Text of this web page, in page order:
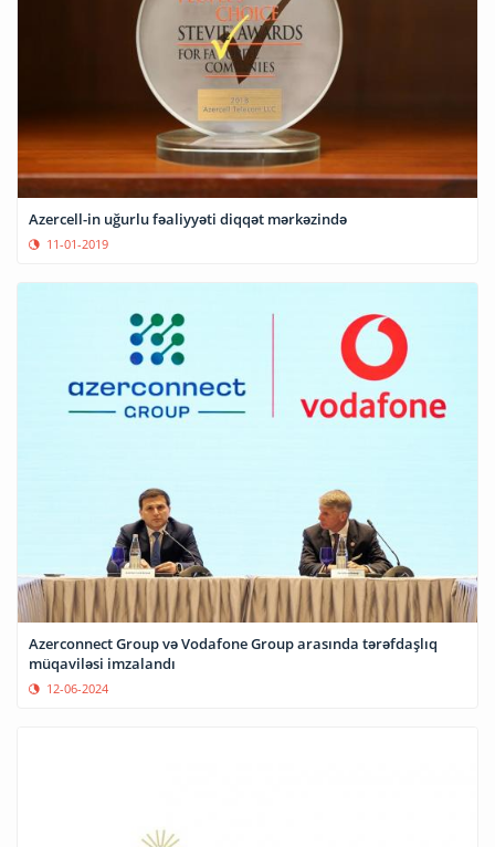
Azercell-in uğurlu fəaliyyəti diqqət mərkəzində
11-01-2019
Azerconnect Group və Vodafone Group arasında tərəfdaşlıq
müqaviləsi imzalandı
12-06-2024